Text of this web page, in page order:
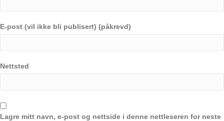
E-post (vil ikke bli publisert) (påkrevd)
Nettsted
Lagre mitt navn, e-post og nettside i denne nettleseren for neste